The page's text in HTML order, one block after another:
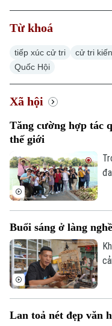
Từ khoá
tiếp xúc cử tri cử tri
Quốc Hội
Xã hội
Tăng cường hợp tác
thế giới
Buổi sáng ở làng
Lan toả nét đẹp văn